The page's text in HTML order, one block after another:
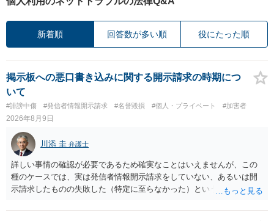
新着順 回答数が多い順 役にたった順
掲示板への悪口書き込みに関する開示請求の時期につ
いて
#誹謗中傷 #発信者情報開示請求 #名誉毀損 #個人・プライベート #加害者
2026年8月9日
川添 圭 弁護士
詳しい事情の確認が必要であるため確実なことはいえませんが、この
種のケースでは、実は発信者情報開示請求をしていない、あるいは開
示請求したものの失敗した（特定に至らなかった）という事案が比較
な投稿をする場合にはなおさら）。